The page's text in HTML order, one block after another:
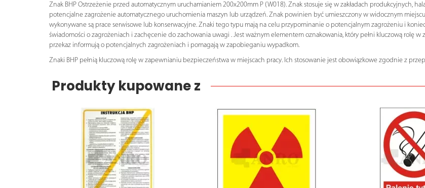
Znak BHP Ostrzeżenie przed automatycznym uruchamianiem 200x200mm P (W018). Znak stosuje się w zakładach produkcyjnych,
potencjalne zagrożenie automatycznego uruchomienia maszyn lub urządzeń. Znak powinien być umieszczony w widocznym
wykonywane są prace serwisowe lub konserwacyjne. Znaki tego typu mają na celu przypominanie o potencjalnym zagrożeniu i
świadomości o zagrożeniach i zachęcenie do zachowania uwagi . Jest ważnym elementem oznakowania, który pełni kluczową rolę
przekaz informują o potencjalnych zagrożeniach i pomagają w zapobieganiu wypadkom.
Znaki BHP pełnią kluczową rolę w zapewnianiu bezpieczeństwa w miejscach pracy. Ich stosowanie jest obowiązkowe zgodnie z
Produkty kupowane z